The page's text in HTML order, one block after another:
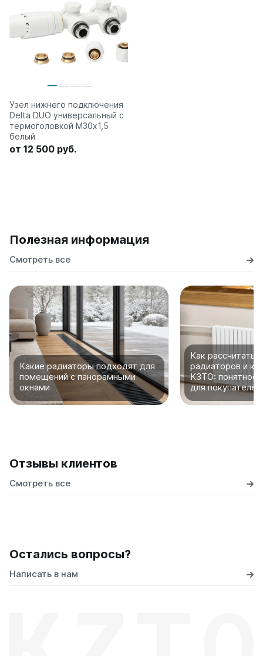
Узел нижнего подключения
Delta DUO универсальный с
термоголовкой М30х1,5
белый
от 12 500 руб.
Полезная информация
Смотреть все
Какие радиаторы подходят для
помещений с панорамными
окнами
Как рассчитать
радиаторов и
КЗТО: понятное
для покупателей
Отзывы клиентов
Смотреть все
Остались вопросы?
Написать в нам